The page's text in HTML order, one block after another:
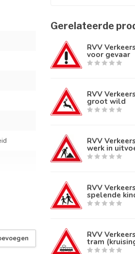
1
Gerelateerde
RVV
voor gevaar
RVV
groot wild
RVV
werk in
RVV
spelende
RVV
tram